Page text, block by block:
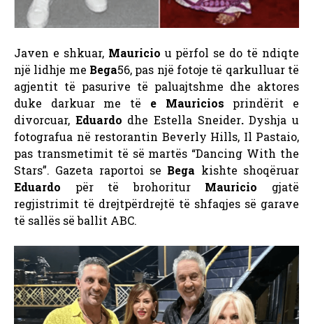
Javen e shkuar, Mauricio u përfol se do të ndiqte
një lidhje me Bega56, pas një fotoje të qarkulluar të
agjentit të pasurive të paluajtshme dhe aktores
duke darkuar me të e Mauricios prindërit e
divorcuar, Eduardo dhe Estella Sneider.Dyshja u
fotografua në restorantin Beverly Hills, Il Pastaio,
pas transmetimit të së martës “Dancing With the
Stars”. Gazeta raportoi se Bega kishte shoqëruar
Eduardo për të brohoritur Mauricio gjatë
regjistrimit të drejtpërdrejtë të shfaqjes së garave
të sallës së ballit ABC.